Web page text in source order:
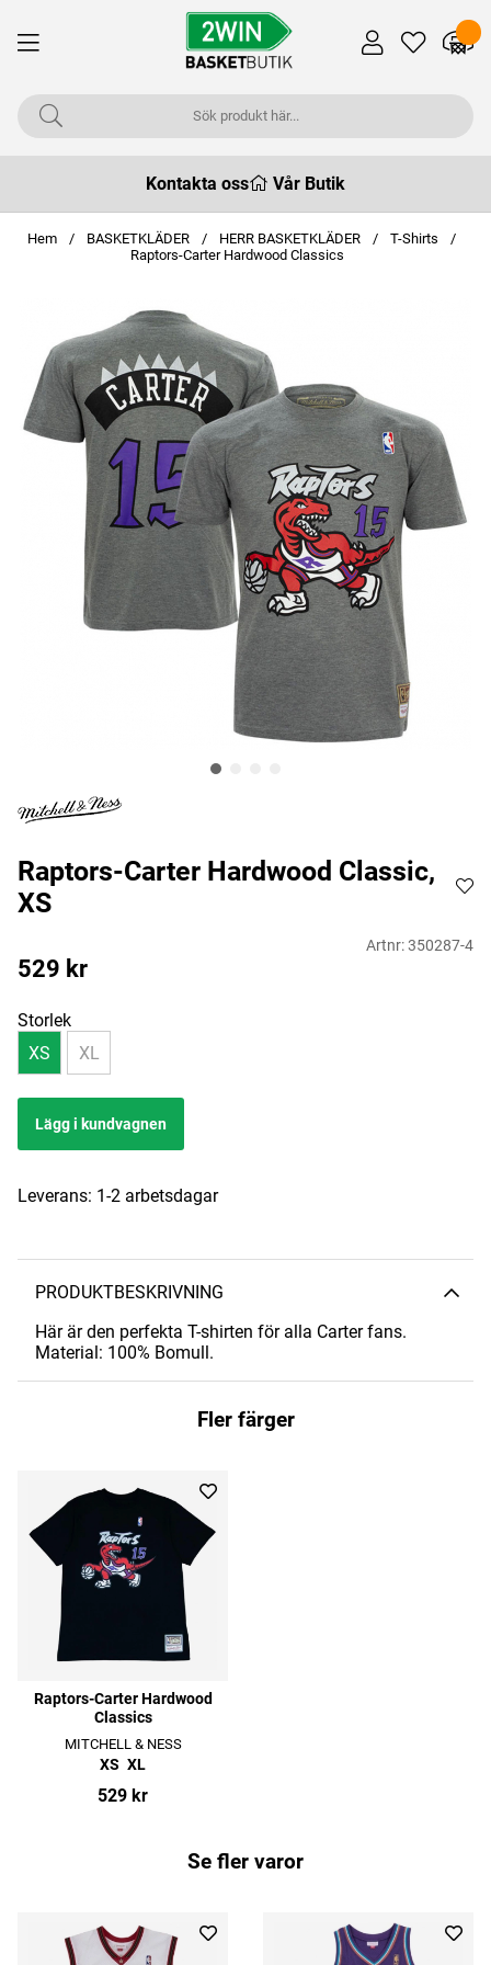
Kontakta oss Vår Butik
Hem BASKETKLÄDER HERR BASKETKLÄDER
T-Shirts
Raptors-Carter Hardwood Classics
Raptors-Carter Hardwood Classic,
XS
Artnr:350287-4
529 kr
Storlek
XS
XL
Lägg i kundvagnen
Leverans: 1-2 arbetsdagar
PRODUKTBESKRIVNING
Här är den perfekta T-shirten för alla Carter fans.
Material: 100% Bomull.
Fler färger
Raptors-Carter Hardwood
Classics
MITCHELL & NESS
XS XL
529 kr
Se fler varor